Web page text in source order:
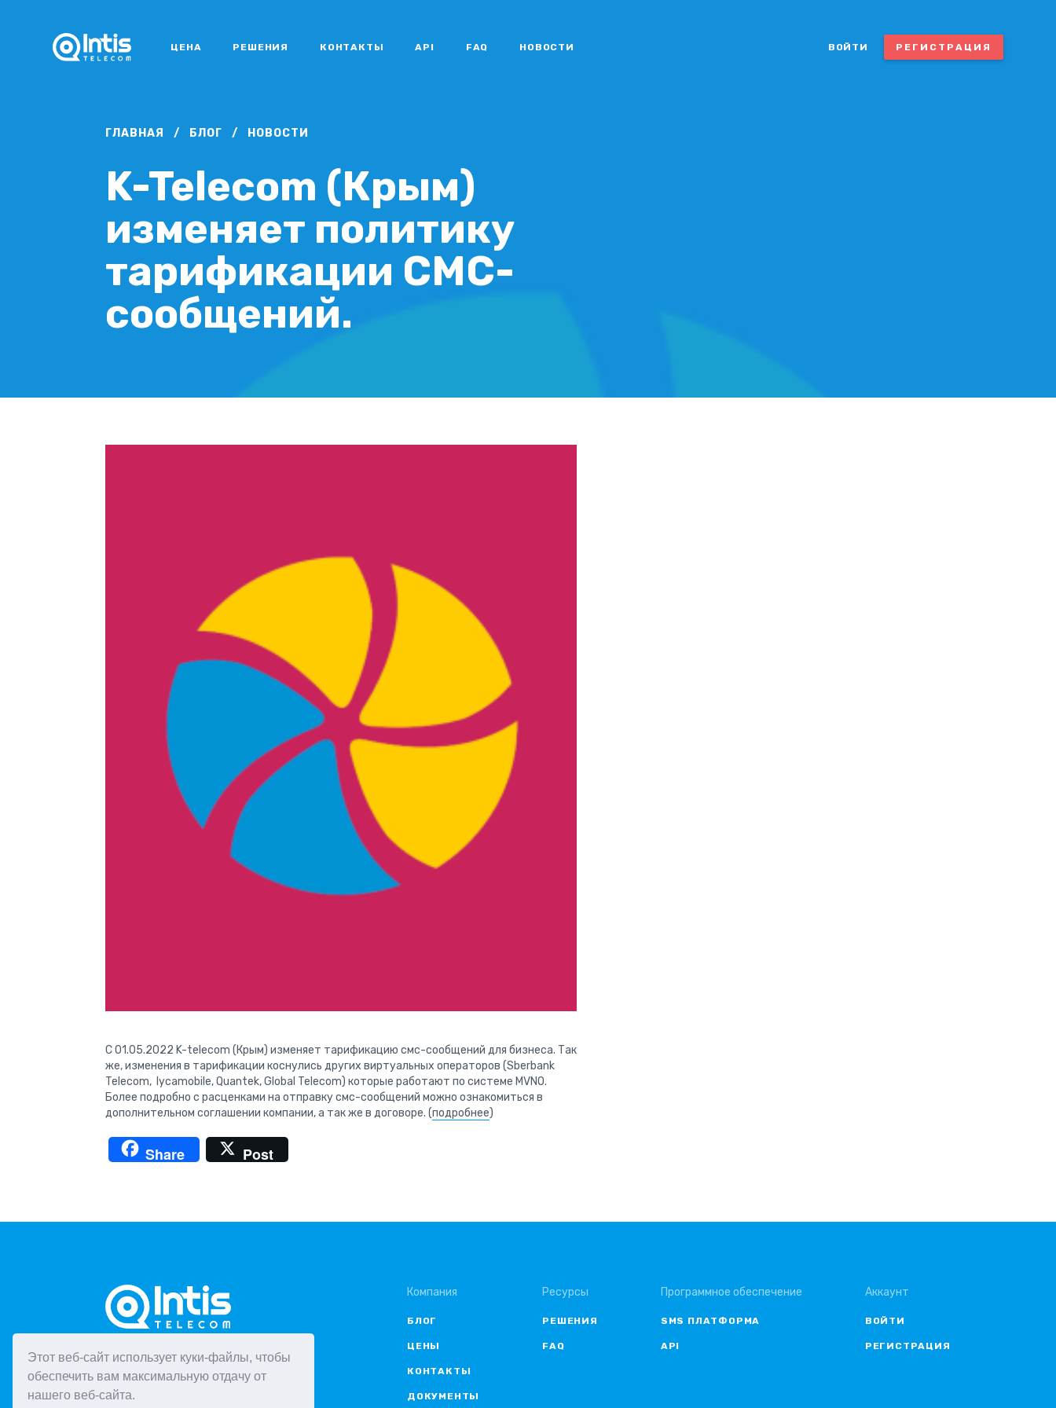
Этот веб-сайт использует куки-файлы, чтобы
обеспечить вам максимальную отдачу от
нашего веб-сайта.
ЦЕНА РЕШЕНИЯ КОНТАКТЫ API FAQ НОВОСТИ ВОЙТИ РЕГИСТРАЦИЯ
ГЛАВНАЯ / БЛОГ / НОВОСТИ
K-Telecom (Крым)
изменяет политику
тарификации СМС-
сообщений.
C 01.05.2022 K-telecom (Крым) изменяет тарификацию смс-сообщений для бизнеса. Так
же, изменения в тарификации коснулись других виртуальных операторов (Sberbank
Telecom, lycamobile, Quantek, Global Telecom) которые работают по системе MVNO.
Более подробно с расценками на отправку смс-сообщений можно ознакомиться в
дополнительном соглашении компании, а так же в договоре. (подробнее)
Share Post
Компания
БЛОГ
ЦЕНЫ
КОНТАКТЫ
ДОКУМЕНТЫ
Ресурсы
РЕШЕНИЯ
FAQ
Программное обеспечение
SMS ПЛАТФОРМА
API
Аккаунт
ВОЙТИ
РЕГИСТРАЦИЯ